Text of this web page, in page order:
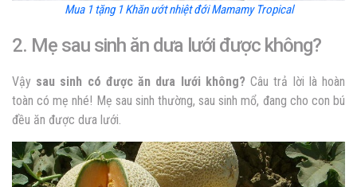
Mua 1 tặng 1 Khăn ướt nhiệt đới Mamamy Tropical
2. Mẹ sau sinh ăn dưa lưới được không?
Vậy sau sinh có được ăn dưa lưới không?Câu trả lời là hoàn
toàn có mẹ nhé! Mẹ sau sinh thường, sau sinh mổ, đang cho con bú
đều ăn được dưa lưới.